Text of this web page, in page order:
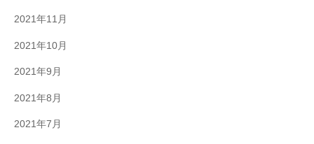
2021年11月
2021年10月
2021年9月
2021年8月
2021年7月